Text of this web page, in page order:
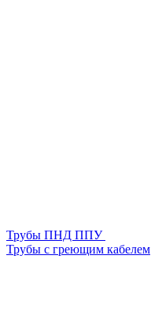
Трубы ПНД ППУ
Трубы с греющим кабелем